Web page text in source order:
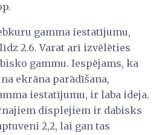
gamma iestatījumu,
2.6. Varat arī izvēlēties
gammu. Iespējams, ka
ekrāna parādīšana,
iestatījumu, ir laba ideja.
displejiem ir dabisks
2,2, lai gan tas